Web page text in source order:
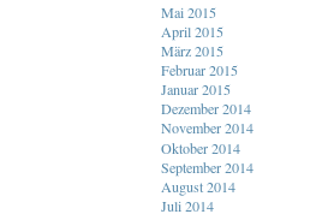
Mai 2015
April 2015
März 2015
Februar 2015
Januar 2015
Dezember 2014
November 2014
Oktober 2014
September 2014
August 2014
Juli 2014